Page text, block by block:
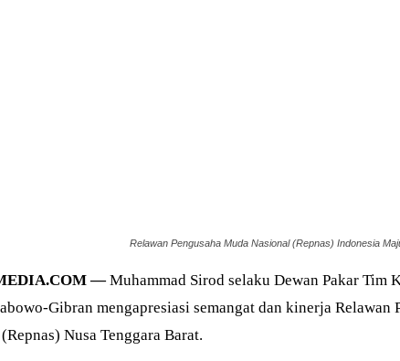
Relawan Pengusaha Muda Nasional (Repnas) Indonesia
—Muhammad Sirod selaku Dewan Pakar Tim
Gibran mengapresiasi semangat dan kinerja Relawan
Nusa Tenggara Barat.